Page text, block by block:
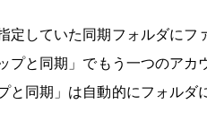
定していた同期フォルダにフ
プと同期」でもう一つのアカ
と同期」は自動的にフォルダ